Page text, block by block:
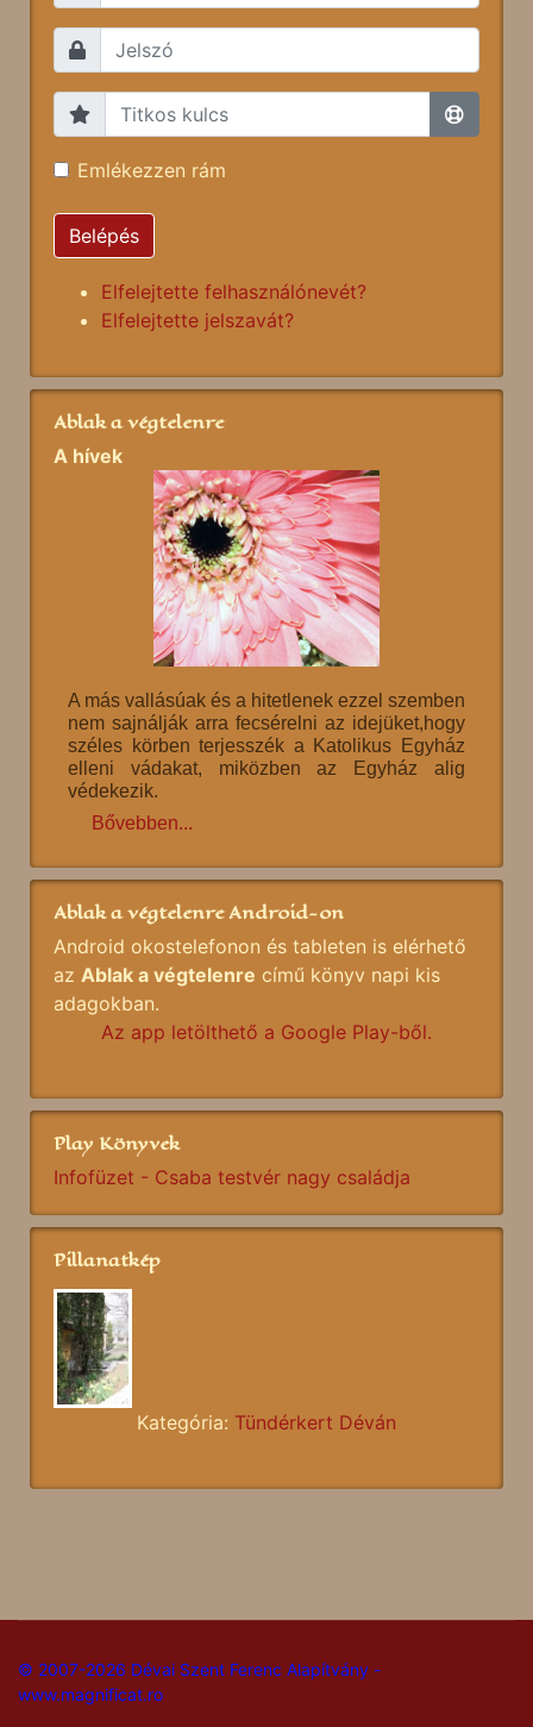
Emlékezzen rám
Belépés
Elfelejtette felhasználónevét?
Elfelejtette jelszavát?
Ablak a végtelenre
A hívek
A más vallásúak és a hitetlenek ezzel szemben
nem sajnálják arra fecsérelni az idejüket,hogy
széles körben terjesszék a Katolikus Egyház
elleni vádakat, miközben az Egyház alig
védekezik.
Bővebben...
Ablak a végtelenre Android-on
Android okostelefonon és tableten is elérhető
az Ablak a végtelenre című könyv napi kis
adagokban.
Az app letölthető a Google Play-ből.
Play Könyvek
Infofüzet - Csaba testvér nagy családja
Pillanatkép
Kategória: Tündérkert Déván
© 2007-2026 Dévai Szent Ferenc Alapítvány -
www.magnificat.ro